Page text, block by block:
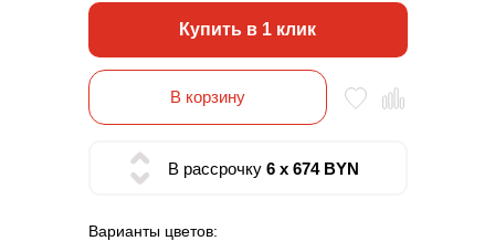
Купить в 1 клик
В корзину
В рассрочку 6 x 674 BYN
Варианты цветов: